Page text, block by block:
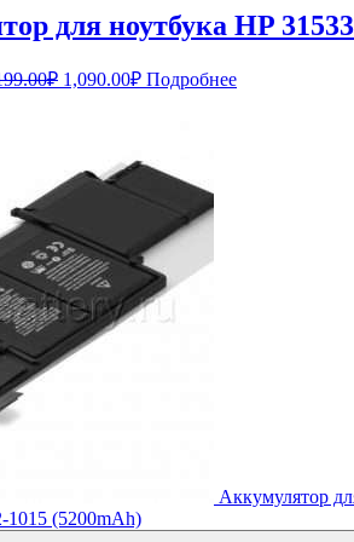
для ноутбука HP
₽ Первоначальная
1,090.00₽Текущая
Подробнее
Аккумулятор
1015 (5200mAh)